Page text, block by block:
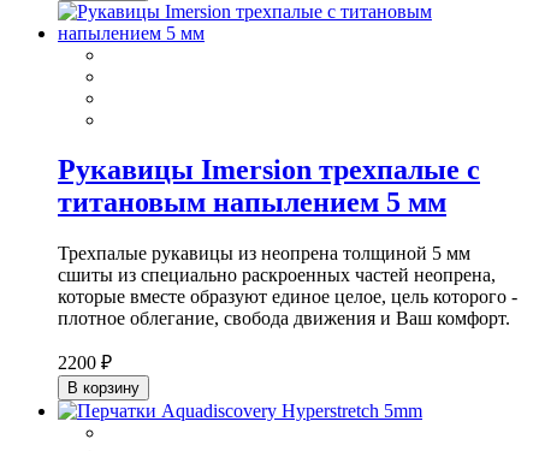
Рукавицы Imersion трехпалые с
титановым напылением 5 мм
Трехпалые рукавицы из неопрена толщиной 5 мм
сшиты из специально раскроенных частей неопрена,
которые вместе образуют единое целое, цель которого -
плотное облегание, свобода движения и Ваш комфорт.
2200 ₽
В корзину